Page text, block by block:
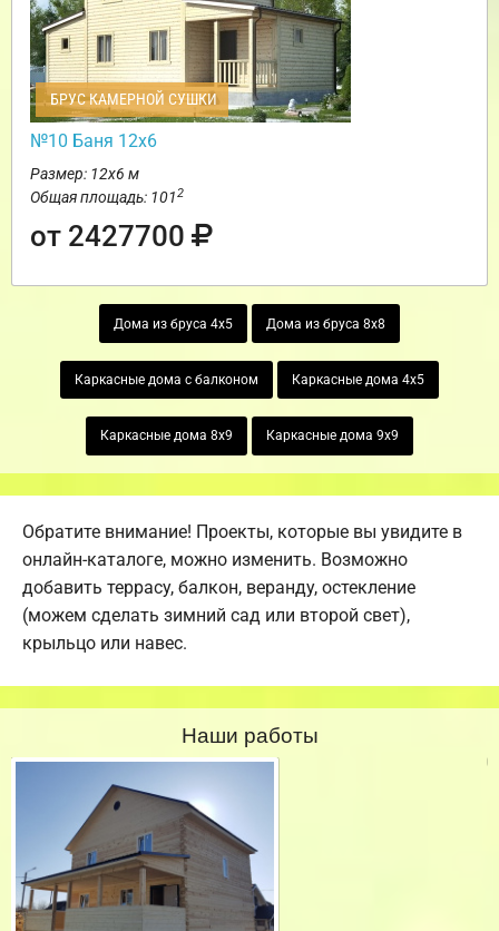
БРУС КАМЕРНОЙ СУШКИ
№10 Баня 12х6
Размер: 12х6 м
Общая площадь: 1012
от 2427700
Дома из бруса 4х5 Дома из бруса 8х8
Каркасные дома с балконом Каркасные дома 4х5
Каркасные дома 8х9 Каркасные дома 9х9
Обратите внимание! Проекты, которые вы увидите в
онлайн-каталоге, можно изменить. Возможно
добавить террасу, балкон, веранду, остекление
(можем сделать зимний сад или второй свет),
крыльцо или навес.
Наши работы